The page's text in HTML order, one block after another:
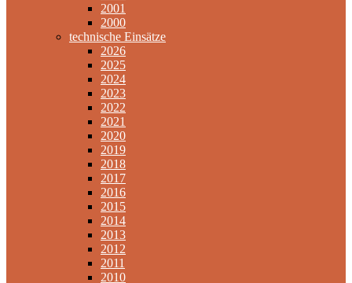
2001
2000
technische Einsätze
2026
2025
2024
2023
2022
2021
2020
2019
2018
2017
2016
2015
2014
2013
2012
2011
2010